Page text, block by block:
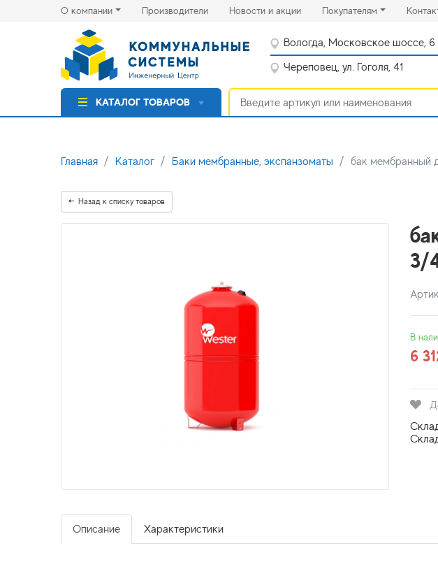
О компании Производители(current)Новости и акции(current)Покупателям
Вологда, Московское шоссе,
Череповец, ул. Гоголя, 41
КАТАЛОГ ТОВАРОВ
Главная Каталог Баки мембранные, экспанзоматы бак мембранный
Назад к списку товаров
3/
В
6
Описание Характеристики